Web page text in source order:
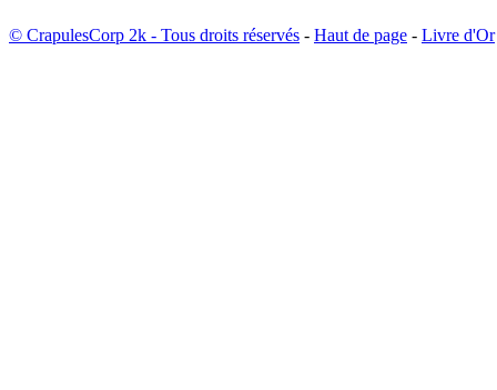
© CrapulesCorp 2k - Tous droits réservés - Haut de page - Livre d'Or